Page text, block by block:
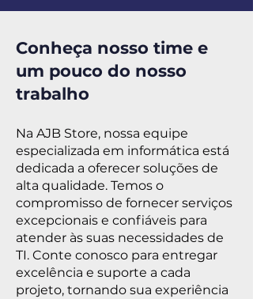
Conheça nosso time e
um pouco do nosso
trabalho
Na AJB Store, nossa equipe
especializada em informática está
dedicada a oferecer soluções de
alta qualidade. Temos o
compromisso de fornecer serviços
excepcionais e confiáveis para
atender às suas necessidades de
TI. Conte conosco para entregar
excelência e suporte a cada
projeto, tornando sua experiência